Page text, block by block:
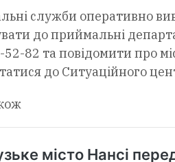
служби оперативно
до приймальні
82 та повідомити про
до Ситуаційного